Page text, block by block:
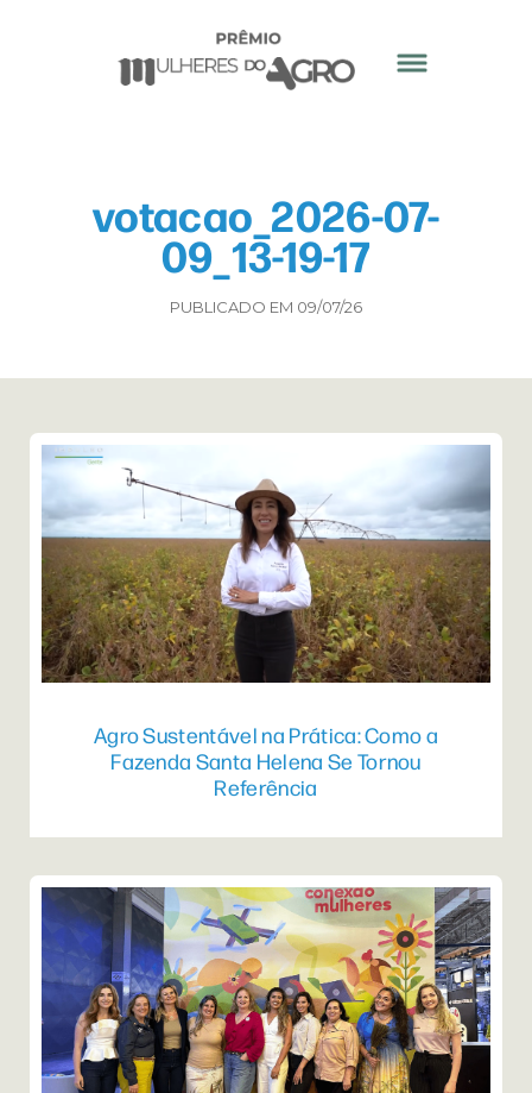
votacao_2026-07-
09_13-19-17
PUBLICADO EM 09/07/26
Agro Sustentável na Prática: Como a
Fazenda Santa Helena Se Tornou
Referência